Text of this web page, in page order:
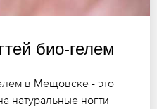
био-гелем
в Мещовске - это
натуральные ногти